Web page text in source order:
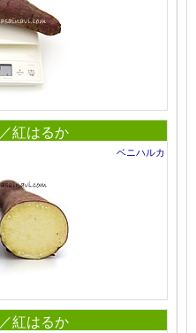
紅はるか
ベニハルカ
紅はるか